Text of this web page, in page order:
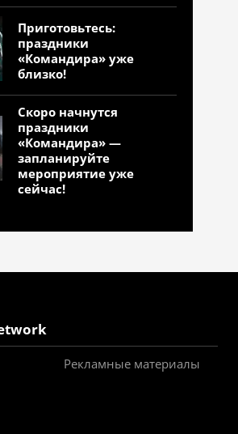
Приготовьтесь:
праздники
«Командира» уже
близко!
Скоро начнутся
праздники
«Командира» —
запланируйте
мероприятие уже
сейчас!
Рекламные материалы